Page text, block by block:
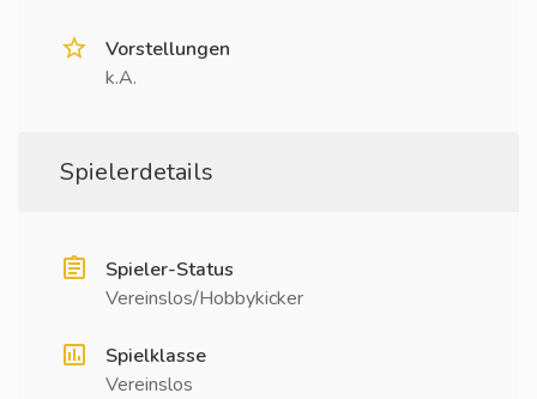
Vorstellungen
k.A.
Spielerdetails
Spieler-Status
Vereinslos/Hobbykicker
Spielklasse
Vereinslos